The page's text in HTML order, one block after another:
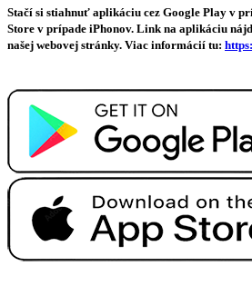
Stačí si stiahnuť aplikáciu cez Google Play v
Store v prípade iPhonov. Link na aplikáciu
našej webovej stránky. Viac informácií tu: